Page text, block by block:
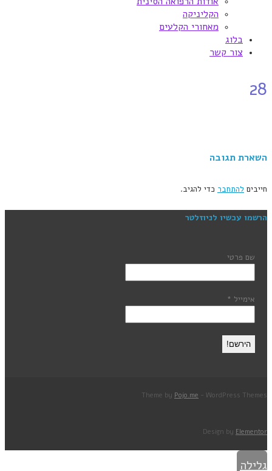
הקליניקה
מאחורי הקלעים
בלוג
צור קשר
28
השארת תגובה
חייבים להתחבר כדי להגיב.
הרשמו עכשיו לניוזלטר
שם פרטי
אימייל *
Theme by Pojo.me - WordPress Themes
Design by Elementor
גלילה